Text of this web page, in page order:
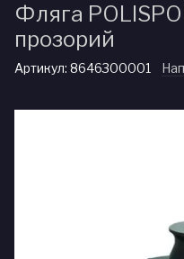
Фляга
прозорий
Артикул: 8646300001